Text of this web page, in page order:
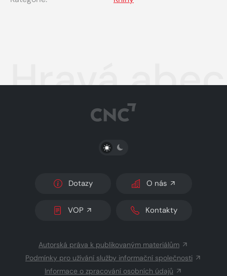
Hravá
PŘEPNOUT SVĚTLÝ/TMAVÝ REŽIM
Dotazy O nás
VOP Kontakty
Autorská práva k publikovaným materiálům
Podmínky pro užívání služby informační společnosti
Informace o zpracování osobních údajů